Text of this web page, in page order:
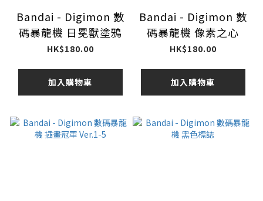
Bandai - Digimon 數
碼暴龍機 日冕獸塗鴉
HK$180.00
加入購物車
Bandai - Digimon 數
碼暴龍機 像素之心
HK$180.00
加入購物車